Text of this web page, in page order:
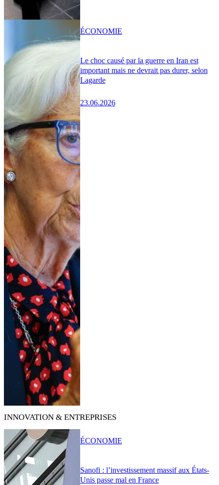
Le choc causé par la guerre en Iran est
important mais ne devrait pas durer, selon
Lagarde
23.06.2026
ÉCONOMIE
INNOVATION & ENTREPRISES
Sanofi : l’investissement massif aux États-
Unis passe mal en France
ÉCONOMIE